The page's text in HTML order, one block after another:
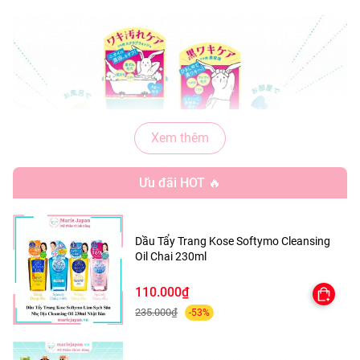
Xem thêm
Ưu đãi HOT 🔥
Dầu Tẩy Trang Kose Softymo Cleansing
Oil Chai 230ml
110.000₫
235.000₫ -53%